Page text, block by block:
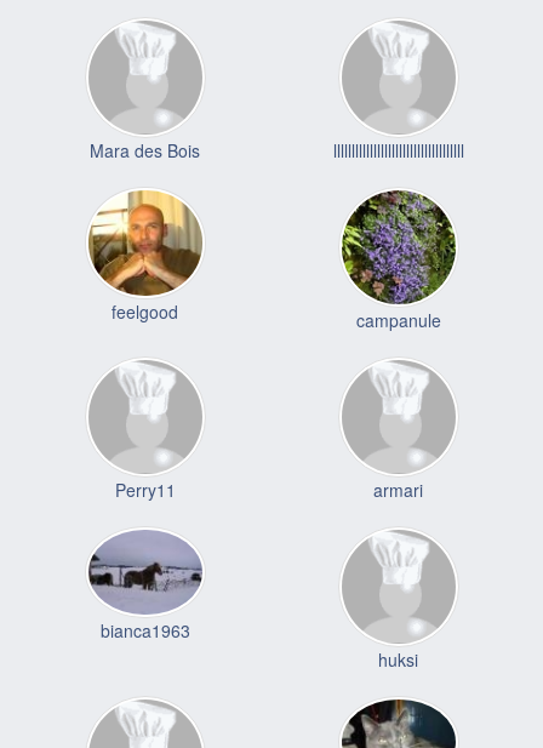
Mara des Bois llllllllllllllllllllllllllllllllllll
feelgood campanule
Perry11 armari
bianca1963
huksi